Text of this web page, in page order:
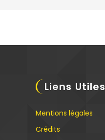
Liens Utiles
Mentions légales
Crédits